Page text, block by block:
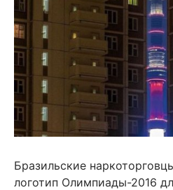
Бразильские
логотип Олимпиады-2016